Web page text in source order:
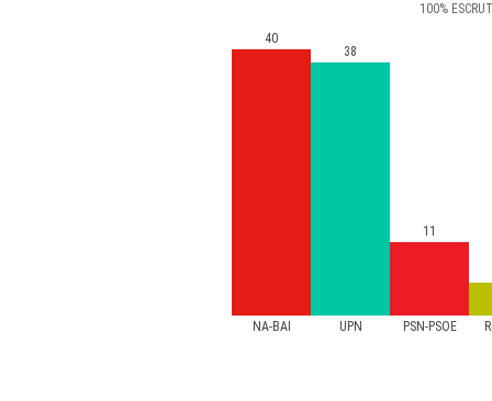
100%
NA-BAI UPN PSN-PSOE
40
38
11